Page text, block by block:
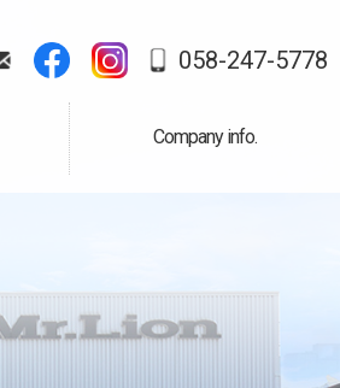
058-247-5778
Company info.
会社案内